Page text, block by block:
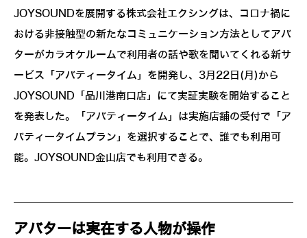
JOYSOUNDを展開する株式会社エクシングは、コロナ禍に
おける非接触型の新たなコミュニケーション方法としてアバ
ターがカラオケルームで利用者の話や歌を聞いてくれる新サ
ービス「アバティータイム」を開発し、3月22日(月)から
JOYSOUND「品川港南口店」にて実証実験を開始すること
を発表した。「アバティータイム」は実施店舗の受付で「ア
バティータイムプラン」を選択することで、誰でも利用可
能。JOYSOUND金山店でも利用できる。
アバターは実在する人物が操作